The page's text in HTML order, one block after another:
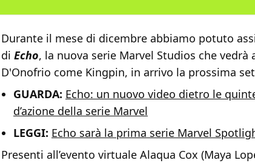
Durante il mese di dicembre abbiamo potuto
di Echo, la nuova serie Marvel Studios che
D'Onofrio come Kingpin, in arrivo la prossima
GUARDA: Echo: un nuovo video dietro le
d’azione della serie Marvel
LEGGI: Echo sarà la prima serie Marvel
Presenti all’evento virtuale Alaqua Cox (Maya